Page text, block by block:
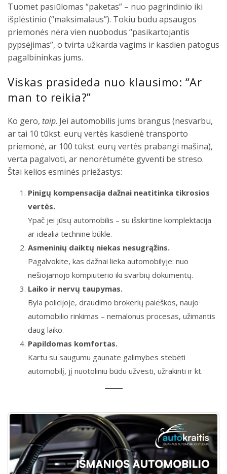
Tuomet pasiūlomas “paketas” – nuo pagrindinio iki
išplėstinio (“maksimalaus”). Tokiu būdu apsaugos
priemonės nėra vien nuobodus “pasikartojantis
pypsėjimas”, o tvirta užkarda vagims ir kasdien patogus
pagalbininkas jums.
Viskas prasideda nuo klausimo: “Ar
man to reikia?”
Ko gero, taip. Jei automobilis jums brangus (nesvarbu,
ar tai 10 tūkst. eurų vertės kasdienė transporto
priemonė, ar 100 tūkst. eurų vertės prabangi mašina),
verta pagalvoti, ar nenorėtumėte gyventi be streso.
Štai kelios esminės priežastys:
Pinigų kompensacija dažnai neatitinka tikrosios
vertės.
Ypač jei jūsų automobilis – su išskirtine komplektacija
ar idealia technine būkle.
Asmeninių daiktų niekas nesugrąžins.
Pagalvokite, kas dažnai lieka automobilyje: nuo
nešiojamojo kompiuterio iki svarbių dokumentų.
Laiko ir nervų taupymas.
Byla policijoje, draudimo brokerių paieškos, naujo
automobilio rinkimas – nemalonus procesas, užimantis
daug laiko.
Papildomas komfortas.
Kartu su saugumu gaunate galimybes stebėti
automobilį, jį nuotoliniu būdu užvesti, užrakinti ir kt.